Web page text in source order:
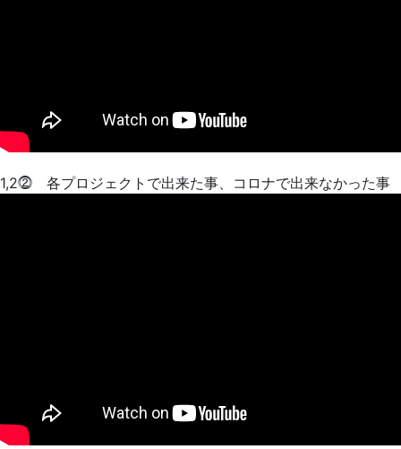
1,2⓶ 各プロジェクトで出来た事、コロナで出来なかった事